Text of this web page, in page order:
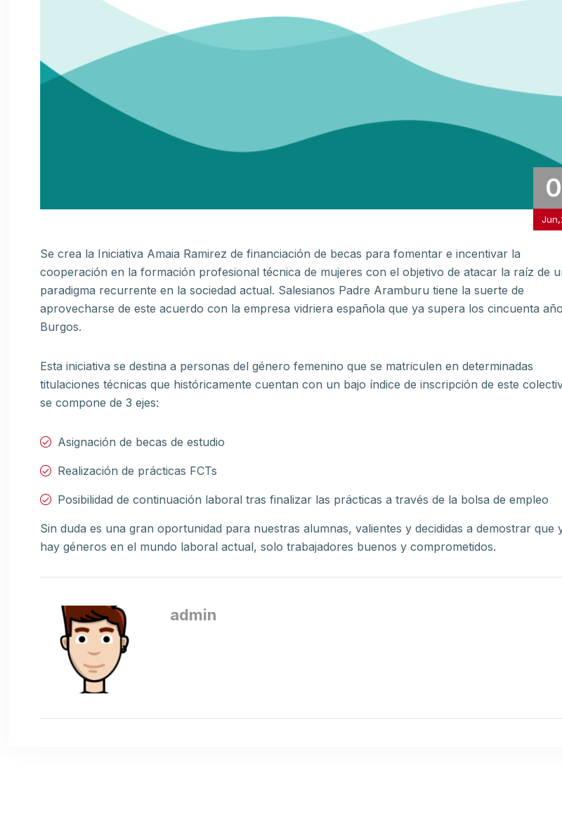
Se crea la Iniciativa Amaia Ramirez de financiación de becas para fomentar e incentivar la
cooperación en la formación profesional técnica de mujeres con el objetivo de atacar la raíz de
paradigma recurrente en la sociedad actual. Salesianos Padre Aramburu tiene la suerte de
aprovecharse de este acuerdo con la empresa vidriera española que ya supera los cincuenta
Burgos.
Esta iniciativa se destina a personas del género femenino que se matriculen en determinadas
titulaciones técnicas que históricamente cuentan con un bajo índice de inscripción de este
se compone de 3 ejes:
Asignación de becas de estudio
Realización de prácticas FCTs
Posibilidad de continuación laboral tras finalizar las prácticas a través de la bolsa de empleo
Sin duda es una gran oportunidad para nuestras alumnas, valientes y decididas a demostrar que
hay géneros en el mundo laboral actual, solo trabajadores buenos y comprometidos.
admin